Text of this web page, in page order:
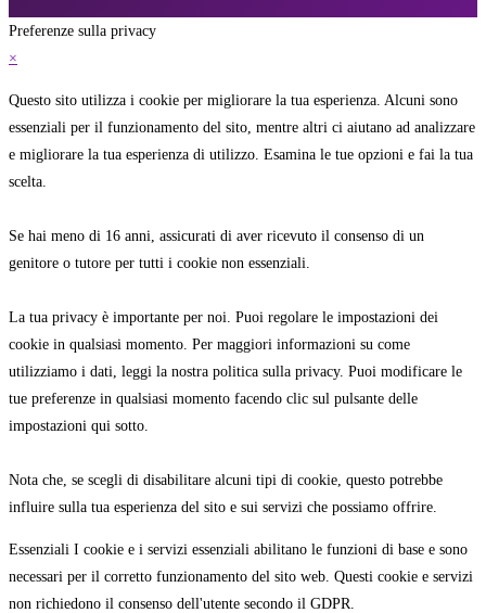
Preferenze sulla privacy
×
Questo sito utilizza i cookie per migliorare la tua esperienza. Alcuni sono
essenziali per il funzionamento del sito, mentre altri ci aiutano ad analizzare
e migliorare la tua esperienza di utilizzo. Esamina le tue opzioni e fai la tua
scelta.
Se hai meno di 16 anni, assicurati di aver ricevuto il consenso di un
genitore o tutore per tutti i cookie non essenziali.
La tua privacy è importante per noi. Puoi regolare le impostazioni dei
cookie in qualsiasi momento. Per maggiori informazioni su come
utilizziamo i dati, leggi la nostra politica sulla privacy. Puoi modificare le
tue preferenze in qualsiasi momento facendo clic sul pulsante delle
impostazioni qui sotto.
Nota che, se scegli di disabilitare alcuni tipi di cookie, questo potrebbe
influire sulla tua esperienza del sito e sui servizi che possiamo offrire.
Essenziali I cookie e i servizi essenziali abilitano le funzioni di base e sono
necessari per il corretto funzionamento del sito web. Questi cookie e servizi
non richiedono il consenso dell'utente secondo il GDPR.